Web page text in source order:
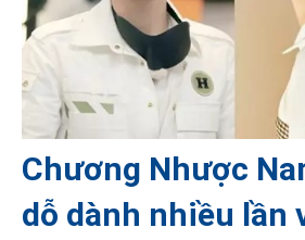
Chương Nhược
dỗ dành nhiều lần